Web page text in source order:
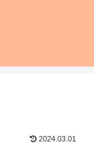
2024.03.01